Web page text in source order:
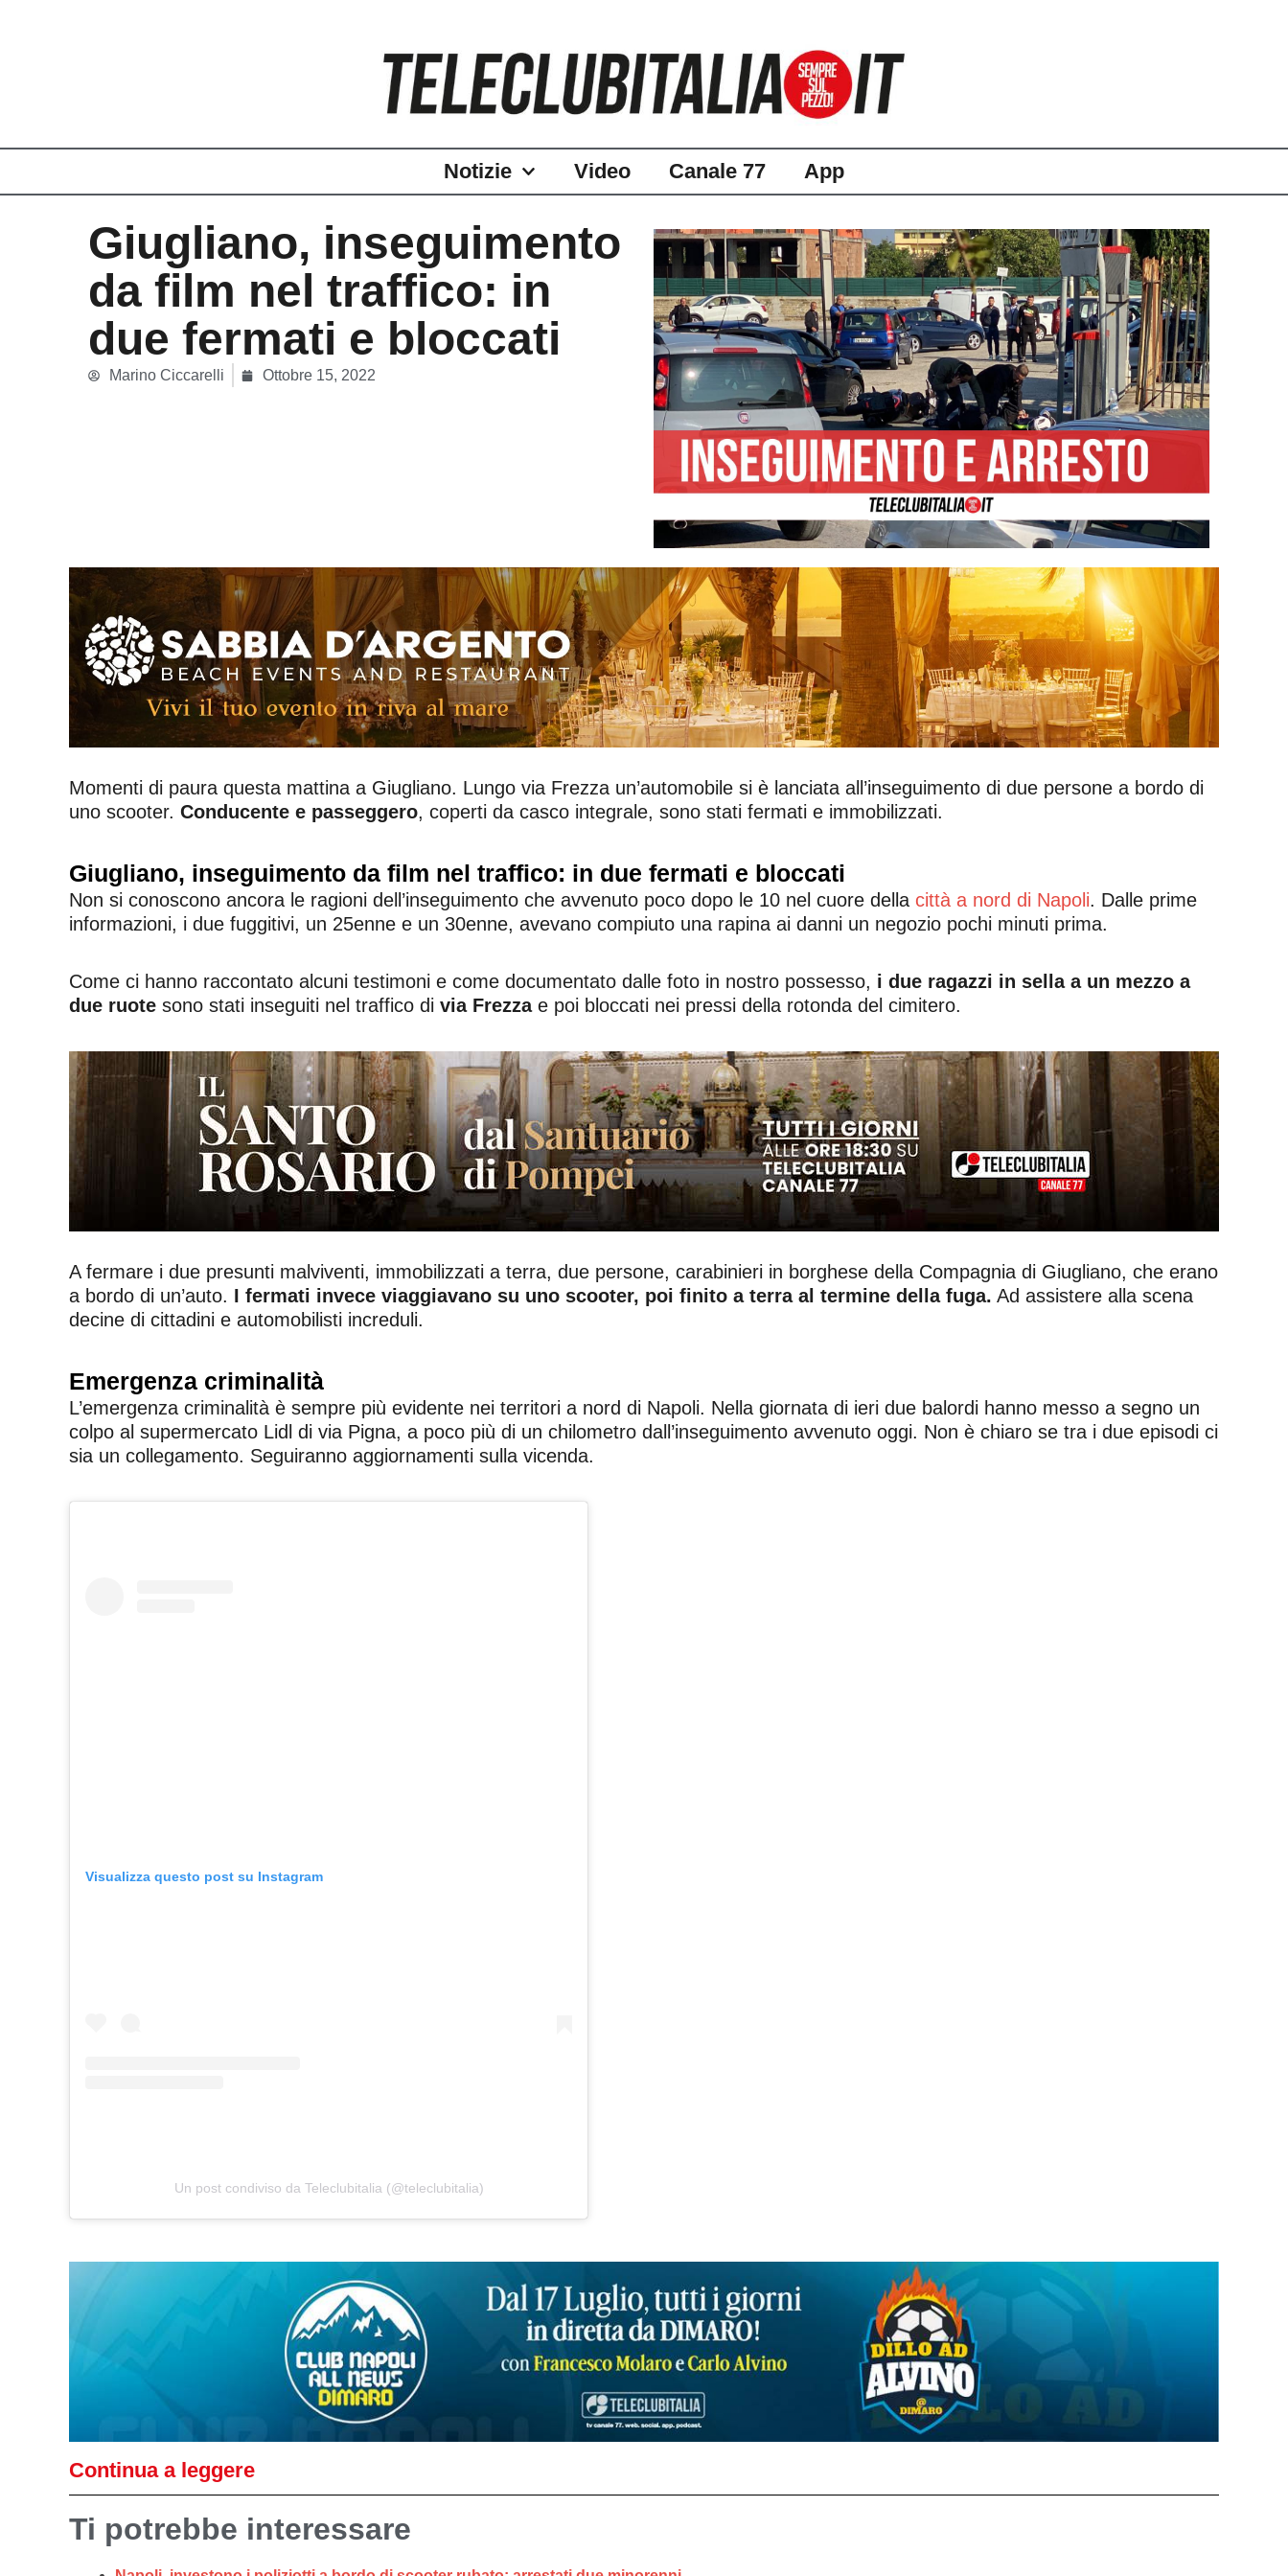
Notizie Video Canale 77 App
Giugliano, inseguimento
da film nel traffico: in
due fermati e bloccati
Marino Ciccarelli Ottobre 15, 2022
Momenti di paura questa mattina a Giugliano. Lungo via Frezza un’automobile si è lanciata all’inseguimento di due persone a bordo di
uno scooter. Conducente e passeggero, coperti da casco integrale, sono stati fermati e immobilizzati.
Giugliano, inseguimento da film nel traffico: in due fermati e bloccati
Non si conoscono ancora le ragioni dell’inseguimento che avvenuto poco dopo le 10 nel cuore della città a nord di Napoli. Dalle prime
informazioni, i due fuggitivi, un 25enne e un 30enne, avevano compiuto una rapina ai danni un negozio pochi minuti prima.
Come ci hanno raccontato alcuni testimoni e come documentato dalle foto in nostro possesso, i due ragazzi in sella a un mezzo a
due ruote sono stati inseguiti nel traffico di via Frezzae poi bloccati nei pressi della rotonda del cimitero.
A fermare i due presunti malviventi, immobilizzati a terra, due persone, carabinieri in borghese della Compagnia di Giugliano, che erano
a bordo di un’auto. I fermati invece viaggiavano su uno scooter, poi finito a terra al termine della fuga. Ad assistere alla scena
decine di cittadini e automobilisti increduli.
Emergenza criminalità
L’emergenza criminalità è sempre più evidente nei territori a nord di Napoli. Nella giornata di ieri due balordi hanno messo a segno un
colpo al supermercato Lidl di via Pigna, a poco più di un chilometro dall’inseguimento avvenuto oggi. Non è chiaro se tra i due episodi ci
sia un collegamento. Seguiranno aggiornamenti sulla vicenda.
Visualizza questo post su Instagram
Un post condiviso da Teleclubitalia (@teleclubitalia)
Continua a leggere
Ti potrebbe interessare